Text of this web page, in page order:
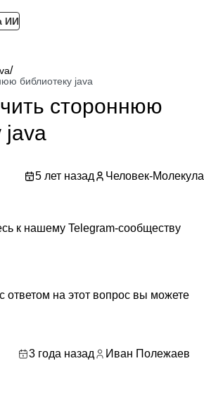
ИИ
/
библиотеку java
стороннюю
java
5 лет назад Человек-Молекула
к нашему Telegram-сообществу
ответом на этот вопрос вы можете
3 года назад Иван Полежаев